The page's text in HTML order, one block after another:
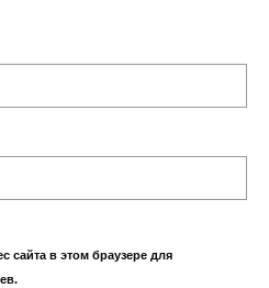
сайта в этом браузере для